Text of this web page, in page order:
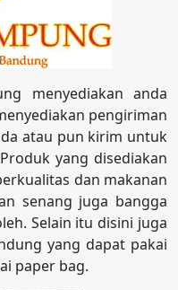
menyediakan anda
pengiriman
atau pun kirim untuk
yang disediakan
dan makanan
senang juga bangga
Selain itu disini juga
yang dapat pakai
paper bag.